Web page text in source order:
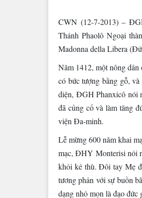
CWN (12-7-2013) –
Thánh Phaolô Ngoại
Madonna della Libera
Năm 1412, một nông
có bức tượng bằng gỗ,
diện, ĐGH Phanxicô nói
đã củng cố và làm tăng
viện Đa-minh.
Lễ mừng 600 năm khai
mạc, ĐHY Monterisi nói
khỏi kẻ thù. Đôi tay Mẹ
tương phản với sự buồn
dạng nhỏ mọn là đạo đức